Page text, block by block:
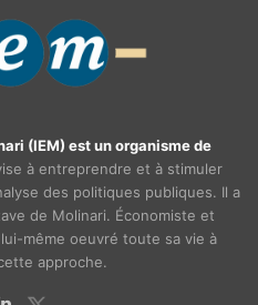
(IEM) est un organisme de
à entreprendre et à stimuler
des politiques publiques. Il a
de Molinari. Économiste et
même oeuvré toute sa vie à
approche.